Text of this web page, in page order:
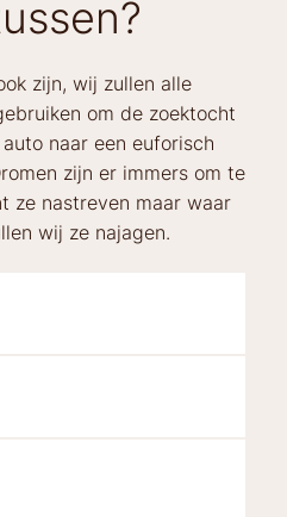
zijn, wij zullen alle
om de zoektocht
naar een euforisch
zijn er immers om te
ze nastreven maar waar
wij ze najagen.